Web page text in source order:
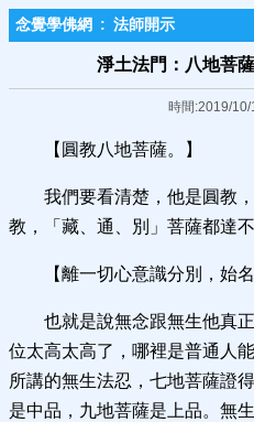
念覺學佛網 : 法師開示
淨土法門：八地菩
時間:2019/
【圓教八地菩薩。】
我們要看清楚，他是圓教
教，「藏、通、別」菩薩都達不
【離一切心意識分別，始
也就是說無念跟無生他真
位太高太高了，哪裡是普通人
所講的無生法忍，七地菩薩證
是中品，九地菩薩是上品。無